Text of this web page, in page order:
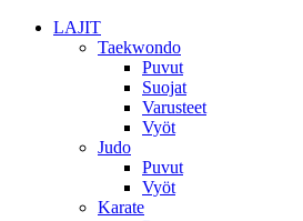
LAJIT
Taekwondo
Puvut
Suojat
Varusteet
Vyöt
Judo
Puvut
Vyöt
Karate